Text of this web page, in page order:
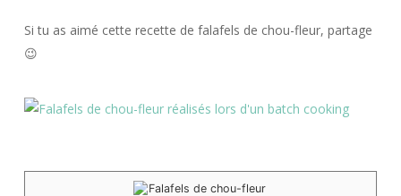
Si tu as aimé cette recette de falafels de chou-fleur, partage
😉